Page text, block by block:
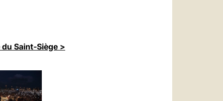
Saint-Siège >